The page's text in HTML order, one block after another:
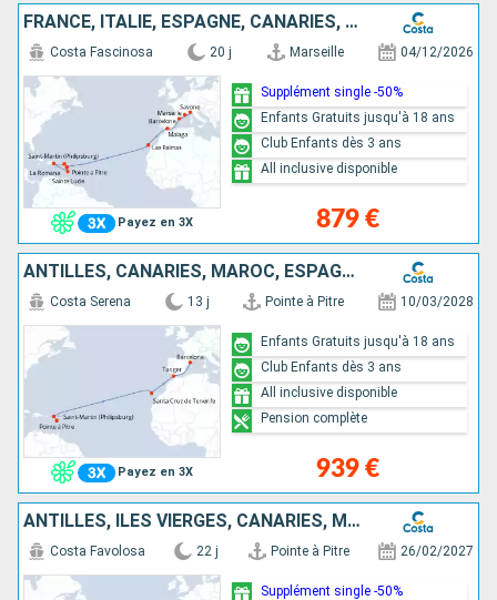
FRANCE, ITALIE, ESPAGNE, CANARIES, ANTILLES, RÉP.DOMINICAINE
Payez en 3X
Costa Fascinosa 20 j Marseille 04/12/2026
879 €
Supplément single -50%
Enfants Gratuits jusqu'à 18 ans
Club Enfants dès 3 ans
All inclusive disponible
ANTILLES, CANARIES, MAROC, ESPAGNE
Payez en 3X
Costa Serena 13 j Pointe à Pitre 10/03/2028
939 €
Enfants Gratuits jusqu'à 18 ans
Club Enfants dès 3 ans
All inclusive disponible
Pension complète
ANTILLES, ILES VIERGES, CANARIES, MAROC, ESPAGNE
Costa Favolosa 22 j Pointe à Pitre 26/02/2027
Supplément single -50%